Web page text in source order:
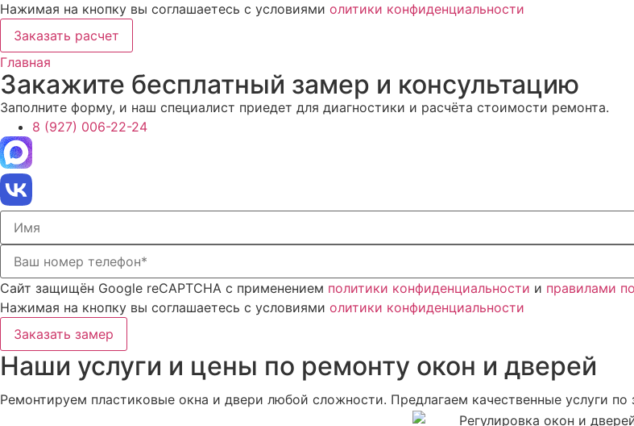
Нажимая на кнопку вы соглашаетесь с условиями олитики конфиденциальности
Заказать расчет
Главная
Закажите бесплатный замер и консультацию
Заполните форму, и наш специалист приедет для диагностики и расчёта стоимости ремонта.
8 (927) 006-22-24
Сайт защищён Google reCAPTCHA с применением политики конфиденциальности и правилами
Нажимая на кнопку вы соглашаетесь с условиями олитики конфиденциальности
Заказать замер
Наши услуги и цены по ремонту окон и дверей
Ремонтируем пластиковые окна и двери любой сложности. Предлагаем качественные услуги